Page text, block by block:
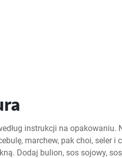
instrukcji na opakowaniu.
marchew, pak choi, seler i
Dodaj bulion, sos sojowy,